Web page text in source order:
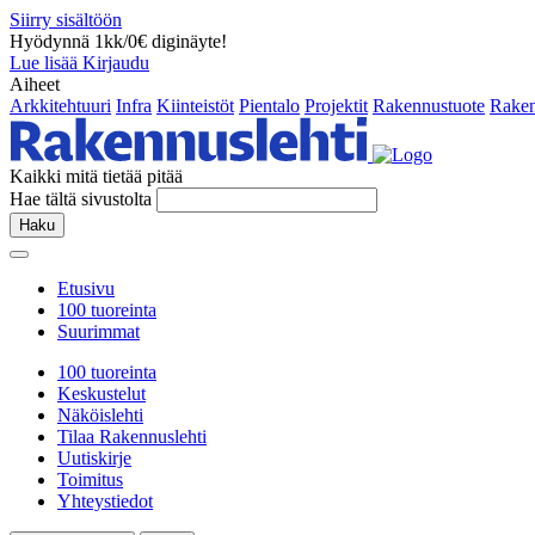
Siirry sisältöön
Hyödynnä 1kk/0€ diginäyte!
Lue lisää Kirjaudu
Aiheet
Arkkitehtuuri Infra Kiinteistöt Pientalo Projektit Rakennustuote
Kaikki mitä tietää pitää
Hae tältä sivustolta
Haku
Etusivu
100 tuoreinta
Suurimmat
100 tuoreinta
Keskustelut
Näköislehti
Tilaa Rakennuslehti
Uutiskirje
Toimitus
Yhteystiedot